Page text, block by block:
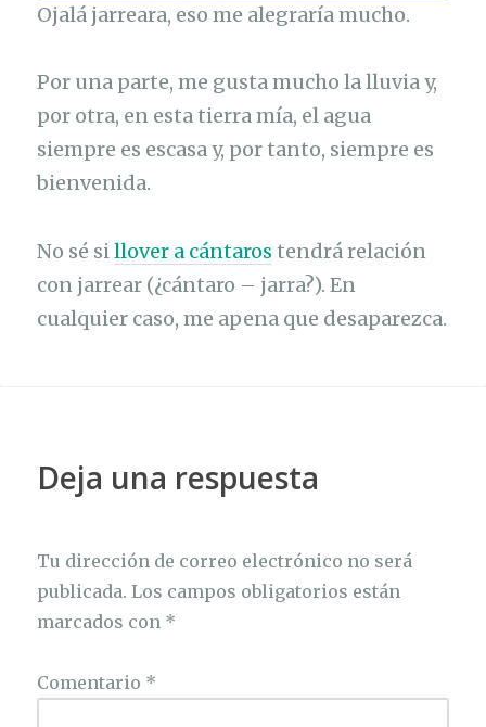
Ojalá jarreara, eso me alegraría mucho.
Por una parte, me gusta mucho la lluvia y,
por otra, en esta tierra mía, el agua
siempre es escasa y, por tanto, siempre es
bienvenida.
No sé sillover a cántaros tendrá relación
con jarrear (¿cántaro – jarra?). En
cualquier caso, me apena que desaparezca.
Deja una respuesta
Tu dirección de correo electrónico no será
publicada. Los campos obligatorios están
marcados con *
Comentario *